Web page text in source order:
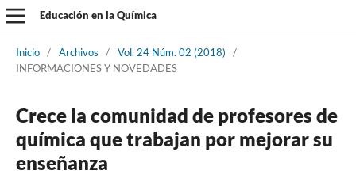
Educación en la Química
Inicio / Archivos / Vol. 24 Núm. 02 (2018)
/
INFORMACIONES Y NOVEDADES
Crece la comunidad de profesores de
química que trabajan por mejorar su
enseñanza